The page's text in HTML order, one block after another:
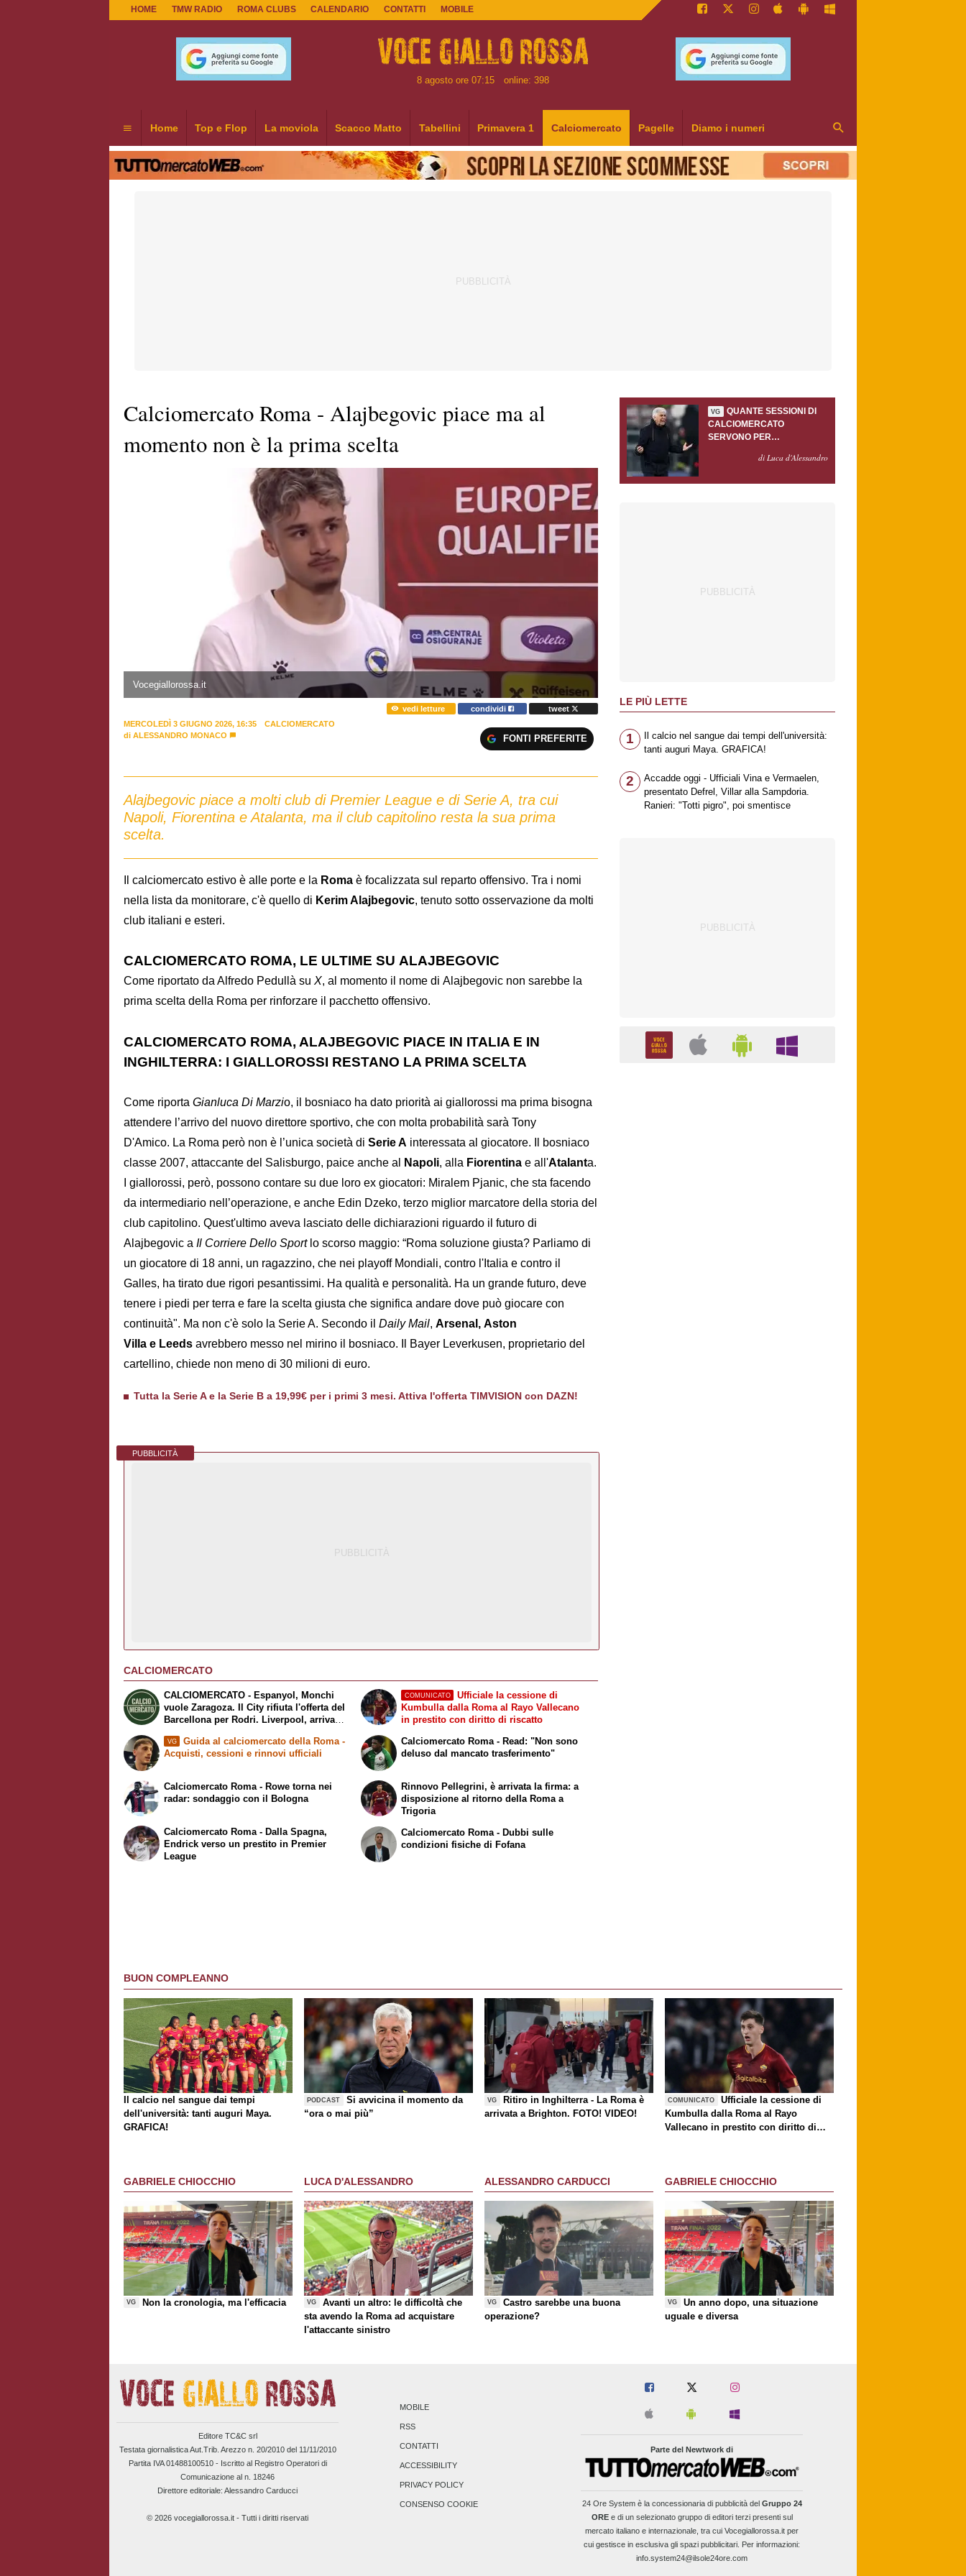
HOME TMW RADIO ROMA CLUBS CALENDARIO CONTATTI MOBILE
8 agosto ore 07:15 online: 398
Home Top e Flop La moviola Scacco Matto Tabellini Primavera 1 Calciomercato Pagelle Diamo i numeri
Calciomercato Roma - Alajbegovic piace ma al
momento non è la prima scelta
Vocegiallorossa.it
vedi letture condividi
tweet
MERCOLEDÌ 3 GIUGNO 2026, 16:35
CALCIOMERCATO
di ALESSANDRO MONACO FONTI PREFERITE
Alajbegovic piace a molti club di Premier League e di Serie A, tra cui
Napoli, Fiorentina e Atalanta, ma il club capitolino resta la sua prima
scelta.
Il calciomercato estivo è alle porte e la Roma è focalizzata sul reparto offensivo. Tra i nomi
nella lista da monitorare, c'è quello di Kerim Alajbegovic, tenuto sotto osservazione da molti
club italiani e esteri.
CALCIOMERCATO ROMA, LE ULTIME SU ALAJBEGOVIC
Come riportato da Alfredo Pedullà su X, al momento il nome di Alajbegovic non sarebbe la
prima scelta della Roma per rinforzare il pacchetto offensivo.
CALCIOMERCATO ROMA, ALAJBEGOVIC PIACE IN ITALIA E IN
INGHILTERRA: I GIALLOROSSI RESTANO LA PRIMA SCELTA
Come riporta Gianluca Di Marzio, il bosniaco ha dato priorità ai giallorossi ma prima bisogna
attendere l’arrivo del nuovo direttore sportivo, che con molta probabilità sarà Tony
D'Amico. La Roma però non è l’unica società di Serie A interessata al giocatore. Il bosniaco
classe 2007, attaccante del Salisburgo, paice anche al
Napoli, alla Fiorentina e all'Atalanta.
I giallorossi, però, possono contare su due loro ex giocatori: Miralem Pjanic, che sta facendo
da intermediario nell’operazione, e anche Edin Dzeko, terzo miglior marcatore della storia del
club capitolino. Quest'ultimo aveva lasciato delle dichiarazioni riguardo il futuro di
Alajbegovic a Il Corriere Dello Sportlo scorso maggio: “Roma soluzione giusta? Parliamo di
un giocatore di 18 anni, un ragazzino, che nei playoff Mondiali, contro l'Italia e contro il
Galles, ha tirato due rigori pesantissimi. Ha qualità e personalità. Ha un grande futuro, deve
tenere i piedi per terra e fare la scelta giusta che significa andare dove può giocare con
continuità". Ma non c'è solo la Serie A. Secondo il Daily Mail, Arsenal, Aston
Villa e Leeds avrebbero messo nel mirino il bosniaco. Il Bayer Leverkusen, proprietario del
cartellino, chiede non meno di 30 milioni di euro.
Tutta la Serie A e la Serie B a 19,99€ per i primi 3 mesi. Attiva l'offerta TIMVISION con DAZN!
PUBBLICITÀ
CALCIOMERCATO
CALCIOMERCATO - Espanyol, Monchi
vuole Zaragoza. Il City rifiuta l'offerta del
Barcellona per Rodri. Liverpool, arriva
VG Guida al calciomercato della Roma-
Acquisti, cessioni e rinnovi ufficiali
COMUNICATO
Ufficiale la cessione di
Kumbulla dalla Roma al Rayo Vallecano
in prestito con diritto di riscatto
Calciomercato Roma - Read: "Non sono
deluso dal mancato trasferimento"
Calciomercato Roma - Rowe torna nei
radar: sondaggio con il Bologna
Calciomercato Roma - Dalla Spagna,
Endrick verso un prestito in Premier
League
Rinnovo Pellegrini, è arrivata la firma: a
disposizione al ritorno della Roma a
Trigoria
Calciomercato Roma - Dubbi sulle
condizioni fisiche di Fofana
VG
QUANTE SESSIONI DI
CALCIOMERCATO
SERVONO PER
GASPERINI?di Luca d'Alessandro
LE PIÙ LETTE
1
Il calcio nel sangue dai tempi dell'università:
tanti auguri Maya. GRAFICA!
2
Accadde oggi - Ufficiali Vina e Vermaelen,
presentato Defrel, Villar alla Sampdoria.
Ranieri: "Totti pigro", poi smentisce
BUON COMPLEANNO
Il calcio nel sangue dai tempi
dell'università: tanti auguri Maya.
GRAFICA!
PODCAST
Si avvicina il momento da
“ora o mai più”
VG
Ritiro in Inghilterra - La Roma è
arrivata a Brighton. FOTO! VIDEO!
COMUNICATO
Ufficiale la cessione di
Kumbulla dalla Roma al Rayo
Vallecano in prestito con diritto di
GABRIELE CHIOCCHIO
VG Non la cronologia, ma l'efficacia
LUCA D'ALESSANDRO
VG
Avanti un altro: le difficoltà che
sta avendo la Roma ad acquistare
l'attaccante sinistro
ALESSANDRO CARDUCCI
VG
Castro sarebbe una buona
operazione?
GABRIELE CHIOCCHIO
VG
Un anno dopo, una situazione
uguale e diversa
Editore TC&C srl
Testata giornalistica Aut.Trib. Arezzo n. 20/2010 del 11/11/2010
Partita IVA 01488100510 - Iscritto al Registro Operatori di
Comunicazione al n. 18246
Direttore editoriale: Alessandro Carducci
© 2026 vocegiallorossa.it - Tutti i diritti riservati
MOBILE
RSS
CONTATTI
ACCESSIBILITY
PRIVACY POLICY
CONSENSO COOKIE
Parte del Newtwork di
24 Ore Systemè la concessionaria di pubblicità del Gruppo 24
OREe di un selezionato gruppo di editori terzi presenti sul
mercato italiano e internazionale, tra cui Vocegiallorossa.it per
cui gestisce in esclusiva gli spazi pubblicitari. Per informazioni:
info.system24@ilsole24ore.com